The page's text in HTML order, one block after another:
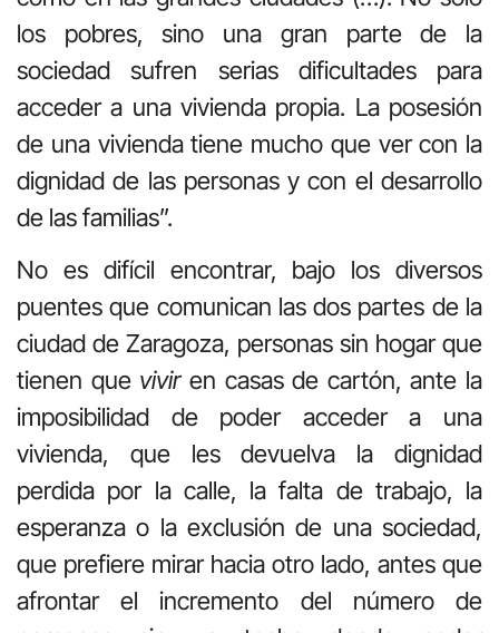
los pobres, sino una gran parte de la
sociedad sufren serias dificultades para
acceder a una vivienda propia. La posesión
de una vivienda tiene mucho que ver con la
dignidad de las personas y con el desarrollo
de las familias”.
No es difícil encontrar, bajo los diversos
puentes que comunican las dos partes de la
ciudad de Zaragoza, personas sin hogar que
tienen que viviren casas de cartón, ante la
imposibilidad de poder acceder a una
vivienda, que les devuelva la dignidad
perdida por la calle, la falta de trabajo, la
esperanza o la exclusión de una sociedad,
que prefiere mirar hacia otro lado, antes que
afrontar el incremento del número de